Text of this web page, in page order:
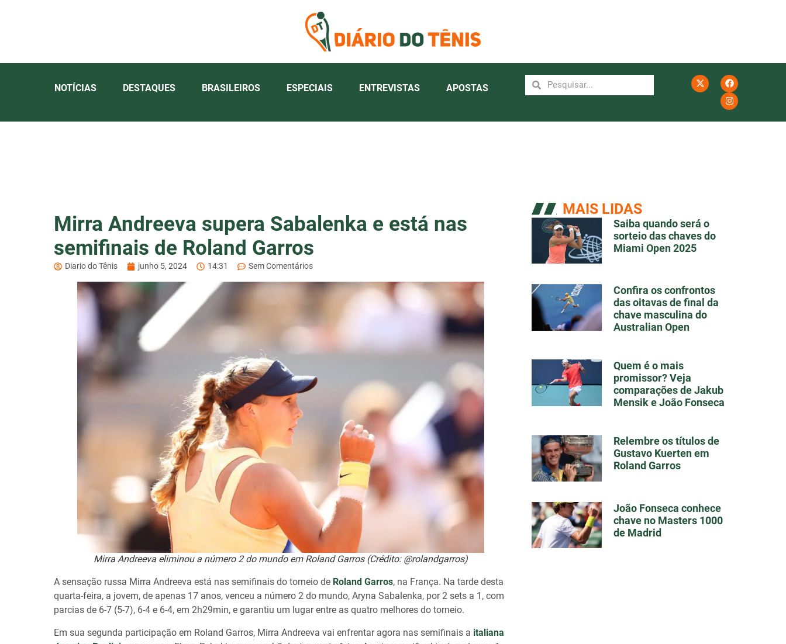
NOTÍCIAS DESTAQUES BRASILEIROS ESPECIAIS ENTREVISTAS APOSTAS
Mirra Andreeva supera Sabalenka e está nas
semifinais de Roland Garros
Diario do Tênis junho 5, 2024 14:31 Sem Comentários
Mirra Andreeva eliminou a número 2 do mundo em Roland Garros (Crédito: @rolandgarros)
A sensação russa Mirra Andreeva está nas semifinais do torneio de Roland Garros, na França. Na tarde desta
quarta-feira, a jovem, de apenas 17 anos, venceu a número 2 do mundo, Aryna Sabalenka, por 2 sets a 1, com
parcias de 6-7 (5-7), 6-4 e 6-4, em 2h29min, e garantiu um lugar entre as quatro melhores do torneio.
Em sua segunda participação em Roland Garros, Mirra Andreeva vai enfrentar agora nas semifinais a italiana
MAIS LIDAS
Saiba quando será o
sorteio das chaves do
Miami Open 2025
Confira os confrontos
das oitavas de final da
chave masculina do
Australian Open
Quem é o mais
promissor? Veja
comparações de Jakub
Mensik e João Fonseca
Relembre os títulos de
Gustavo Kuerten em
Roland Garros
João Fonseca conhece
chave no Masters 1000
de Madrid